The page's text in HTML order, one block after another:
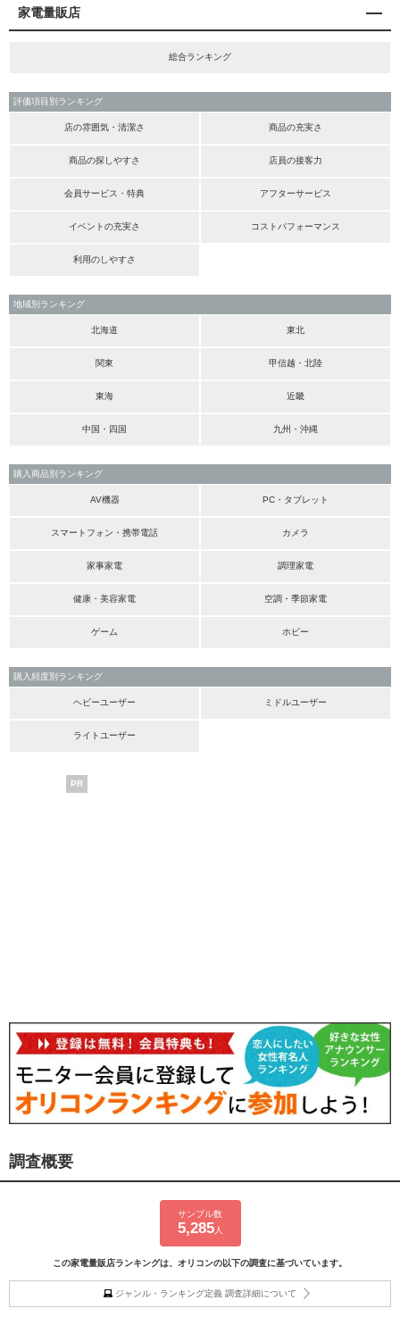
家電量販店
総合ランキング
評価項目別ランキング
店の雰囲気・清潔さ 商品の充実さ
商品の探しやすさ 店員の接客力
会員サービス・特典 アフターサービス
イベントの充実さ コストパフォーマンス
利用のしやすさ
地域別ランキング
北海道 東北
関東 甲信越・北陸
東海 近畿
中国・四国 九州・沖縄
購入商品別ランキング
AV機器 PC・タブレット
スマートフォン・携帯電話 カメラ
家事家電 調理家電
健康・美容家電 空調・季節家電
ゲーム ホビー
購入頻度別ランキング
ヘビーユーザー ミドルユーザー
ライトユーザー
PR
調査概要
サンプル数
5,285人
この家電量販店ランキングは、オリコンの以下の調査に基づいています。
ジャンル・ランキング定義 調査詳細について